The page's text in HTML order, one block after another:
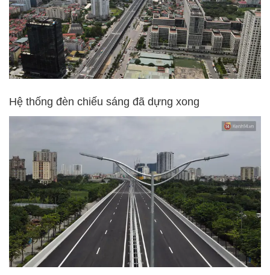
Hệ thống đèn chiếu sáng đã dựng xong